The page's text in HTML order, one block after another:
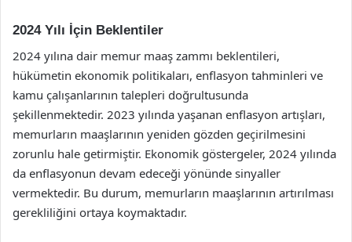
2024 Yılı İçin Beklentiler
2024 yılına dair memur maaş zammı beklentileri,
hükümetin ekonomik politikaları, enflasyon tahminleri ve
kamu çalışanlarının talepleri doğrultusunda
şekillenmektedir. 2023 yılında yaşanan enflasyon artışları,
memurların maaşlarının yeniden gözden geçirilmesini
zorunlu hale getirmiştir. Ekonomik göstergeler, 2024 yılında
da enflasyonun devam edeceği yönünde sinyaller
vermektedir. Bu durum, memurların maaşlarının artırılması
gerekliliğini ortaya koymaktadır.